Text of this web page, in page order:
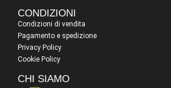
CONDIZIONI
Condizioni di vendita
Pagamento e spedizione
Privacy Policy
Cookie Policy
CHI SIAMO